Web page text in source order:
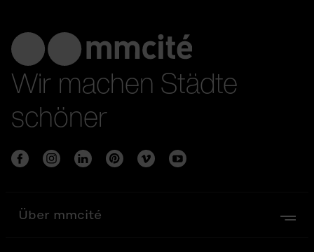
Wir machen Städte
schöner
Über mmcité